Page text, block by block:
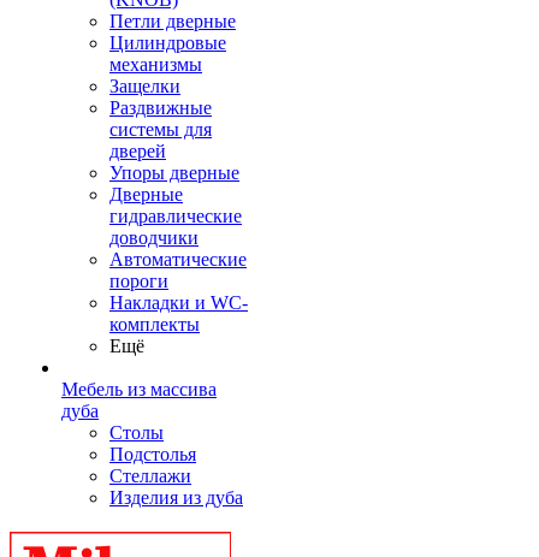
Петли дверные
Цилиндровые
механизмы
Защелки
Раздвижные
системы для
дверей
Упоры дверные
Дверные
гидравлические
доводчики
Автоматические
пороги
Накладки и WC-
комплекты
Ещё
Мебель из массива
дуба
Столы
Подстолья
Стеллажи
Изделия из дуба